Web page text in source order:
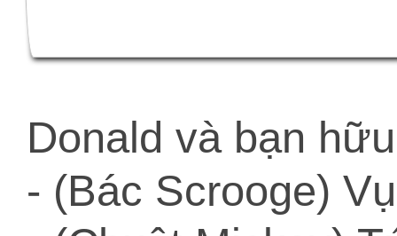
Donald và bạn
- (Bác Scrooge)